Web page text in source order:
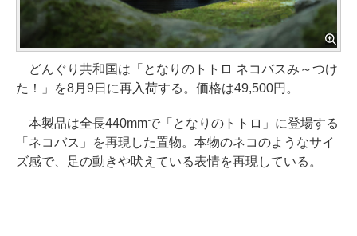
どんぐり共和国は「となりのトトロ ネコバスみ～つけ
た！」を8月9日に再入荷する。価格は49,500円。
本製品は全長440mmで「となりのトトロ」に登場する
「ネコバス」を再現した置物。本物のネコのようなサイ
ズ感で、足の動きや吠えている表情を再現している。